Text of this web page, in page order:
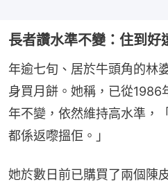
長者讚水準不變：住到好
年逾七旬、居於牛頭角的林
身買月餅。她稱，已從1986
年不變，依然維持高水準，
都係返嚟搵佢。」
她於數日前已購買了兩個陳